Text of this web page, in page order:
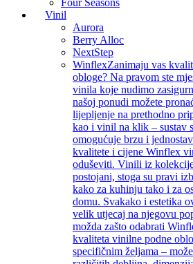
Four Seasons
Vinil
Aurora
Berry Alloc
NextStep
WinflexZanimaju vas
obloge? Na pravom ste
vinila koje nudimo
našoj ponudi možete
lijepljenje na prethodno
kao i vinil na klik – sustav
omogućuje brzu i
kvalitete i cijene Winflex
oduševiti. Vinili iz
postojani, stoga su pravi
kako za kuhinju tako i za
domu. Svakako i estetika
velik utjecaj na njegovu
možda zašto odabrati
kvaliteta vinilne podne
specifičnim željama –